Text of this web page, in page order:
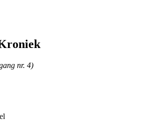
nr. 4)